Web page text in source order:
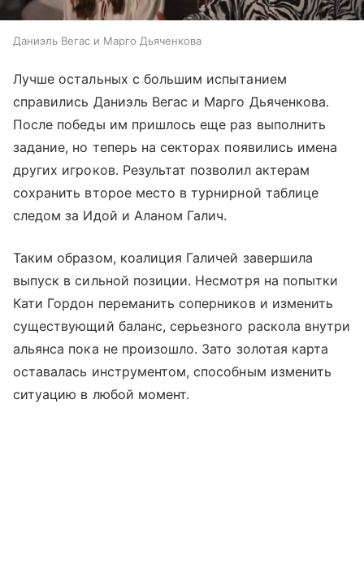
Даниэль Вегас и Марго Дьяченкова
Лучше остальных с большим испытанием
справились Даниэль Вегас и Марго Дьяченкова.
После победы им пришлось еще раз выполнить
задание, но теперь на секторах появились имена
других игроков. Результат позволил актерам
сохранить второе место в турнирной таблице
следом за Идой и Аланом Галич.
Таким образом, коалиция Галичей завершила
выпуск в сильной позиции. Несмотря на попытки
Кати Гордон переманить соперников и изменить
существующий баланс, серьезного раскола внутри
альянса пока не произошло. Зато золотая карта
оставалась инструментом, способным изменить
ситуацию в любой момент.